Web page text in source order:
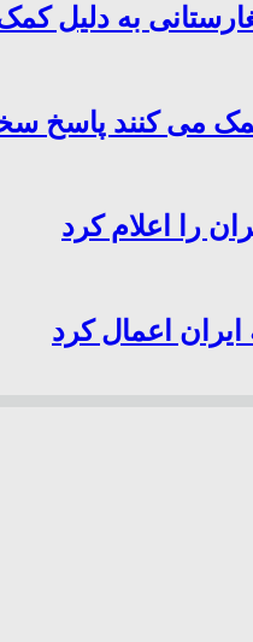
به دلیل
می کنند پاسخ
را اعلام کرد
اعمال کرد